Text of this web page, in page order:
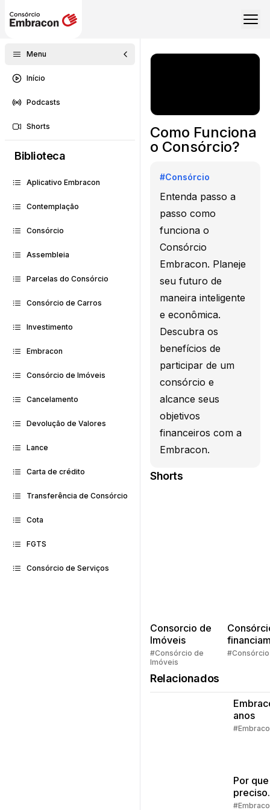
Menu
Início
Podcasts
Shorts
Biblioteca
Aplicativo Embracon
Contemplação
Consórcio
Assembleia
Parcelas do Consórcio
Consórcio de Carros
Investimento
Embracon
Consórcio de Imóveis
Cancelamento
Devolução de Valores
Lance
Carta de crédito
Transferência de Consórcio
Cota
FGTS
Consórcio de Serviços
Como Funciona
o Consórcio?
#Consórcio
Entenda passo a
passo como
funciona o
Consórcio
Embracon. Planeje
seu futuro de
maneira inteligente
e econômica.
Descubra os
benefícios de
participar de um
consórcio e
alcance seus
objetivos
financeiros com a
Embracon.
Shorts
Consorcio de
Imóveis
#Consórcio de
Imóveis
Quem
#Consórcio
Relacionados
anos
Por
preciso